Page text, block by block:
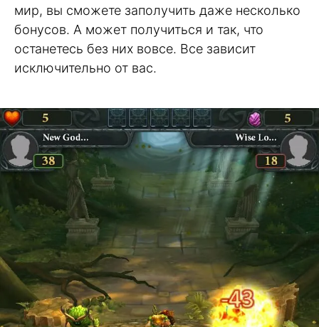
мир, вы сможете заполучить даже несколько
бонусов. А может получиться и так, что
останетесь без них вовсе. Все зависит
исключительно от вас.